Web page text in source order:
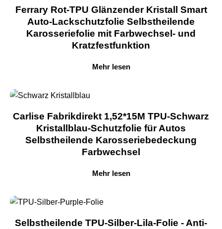
Ferrary Rot-TPU Glänzender Kristall Smart
Auto-Lackschutzfolie Selbstheilende
Karosseriefolie mit Farbwechsel- und
Kratzfestfunktion
Mehr lesen
Carlise Fabrikdirekt 1,52*15M TPU-Schwarz
Kristallblau-Schutzfolie für Autos
Selbstheilende Karosseriebedeckung
Farbwechsel
Mehr lesen
Selbstheilende TPU-Silber-Lila-Folie - Anti-